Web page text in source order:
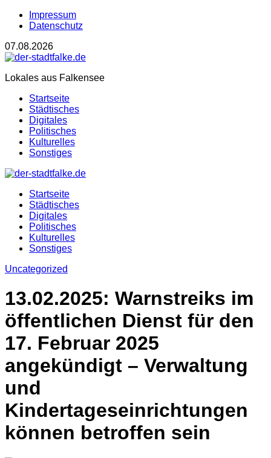
Impressum
Datenschutz
07.08.2026
Lokales aus Falkensee
Startseite
Städtisches
Digitales
Politisches
Kulturelles
Sonstiges
Startseite
Städtisches
Digitales
Politisches
Kulturelles
Sonstiges
Uncategorized
13.02.2025: Warnstreiks im
öffentlichen Dienst für den
17. Februar 2025
angekündigt – Verwaltung
und
Kindertageseinrichtungen
können betroffen sein